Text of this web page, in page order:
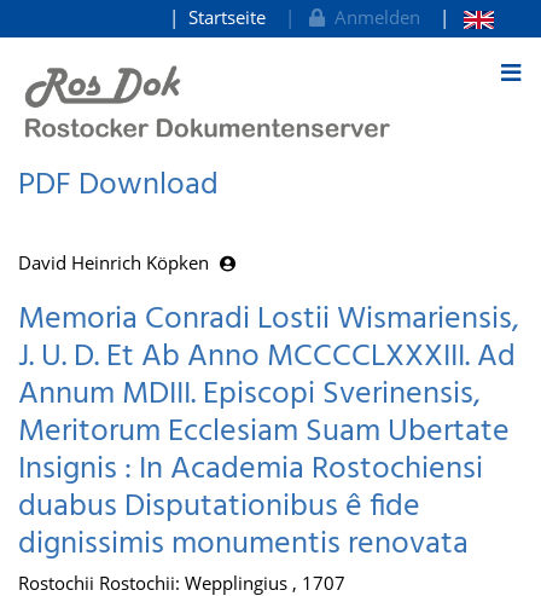
zum Inhalt
Startseite Anmelden
PDF Download
David Heinrich Köpken
Memoria Conradi Lostii Wismariensis,
J. U. D. Et Ab Anno MCCCCLXXXIII. Ad
Annum MDIII. Episcopi Sverinensis,
Meritorum Ecclesiam Suam Ubertate
Insignis : In Academia Rostochiensi
duabus Disputationibus ê fide
dignissimis monumentis renovata
Rostochii Rostochii: Wepplingius , 1707